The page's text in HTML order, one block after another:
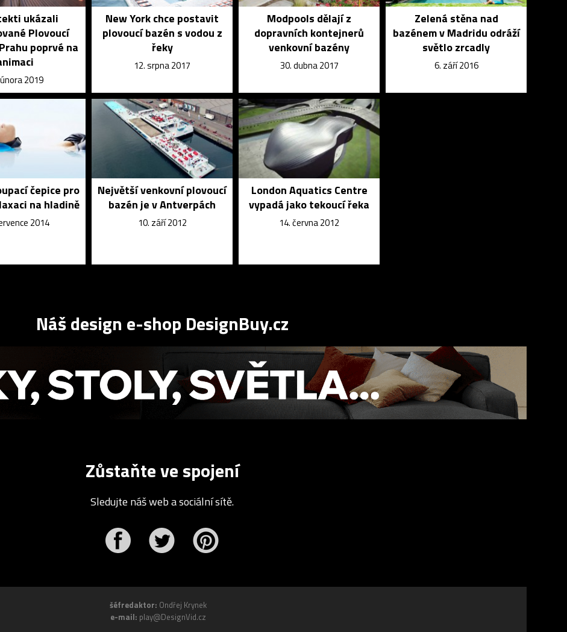
ukázali
Plovoucí
poprvé na
2019
New York chce postavit
plovoucí bazén s vodou z
řeky
12. srpna 2017
Modpools dělají z
dopravních kontejnerů
venkovní bazény
30. dubna 2017
Zelená stěna nad
bazénem v Madridu odráží
světlo zrcadly
6. září 2016
čepice pro
na hladině
2014
Největší venkovní plovoucí
bazén je v Antverpách
10. září 2012
London Aquatics Centre
vypadá jako tekoucí řeka
14. června 2012
Náš design e-shop DesignBuy.cz
Zůstaňte ve spojení
Sledujte náš web a sociální sítě.
šéfredaktor: Ondřej Krynek
e-mail: play@DesignVid.cz